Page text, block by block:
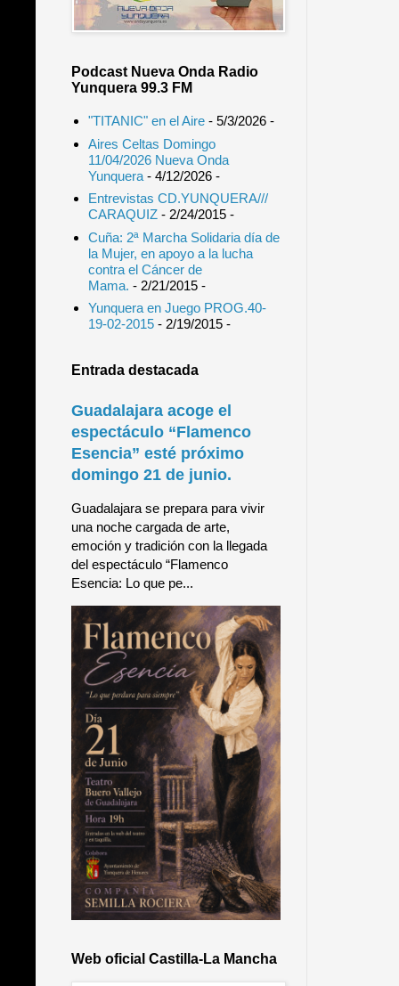
Podcast Nueva Onda Radio
Yunquera 99.3 FM
"TITANIC" en el Aire- 5/3/2026-
Aires Celtas Domingo
11/04/2026 Nueva Onda
Yunquera- 4/12/2026-
Entrevistas CD.YUNQUERA///
CARAQUIZ- 2/24/2015-
Cuña: 2ª Marcha Solidaria día de
la Mujer, en apoyo a la lucha
contra el Cáncer de
Mama. - 2/21/2015-
Yunquera en Juego PROG.40-
19-02-2015- 2/19/2015-
Entrada destacada
Guadalajara acoge el
espectáculo “Flamenco
Esencia” esté próximo
domingo 21 de junio.
Guadalajara se prepara para vivir
una noche cargada de arte,
emoción y tradición con la llegada
del espectáculo “Flamenco
Esencia: Lo que pe...
Web oficial Castilla-La Mancha